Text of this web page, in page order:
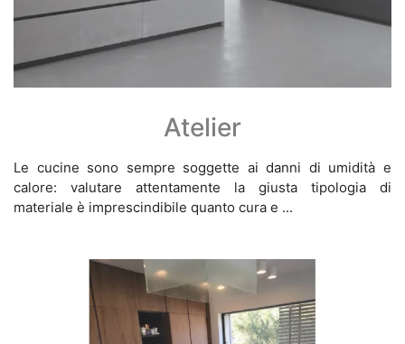
Atelier
Le cucine sono sempre soggette ai danni di umidità e
calore: valutare attentamente la giusta tipologia di
materiale è imprescindibile quanto cura e ...